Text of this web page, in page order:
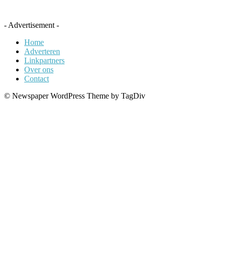
- Advertisement -
Home
Adverteren
Linkpartners
Over ons
Contact
© Newspaper WordPress Theme by TagDiv